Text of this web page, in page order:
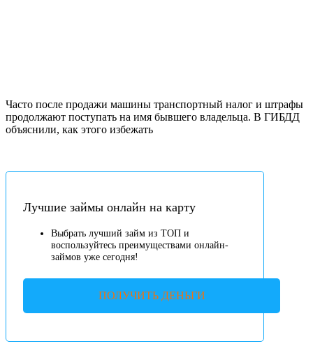
Часто после продажи машины транспортный налог и штрафы
продолжают поступать на имя бывшего владельца. В ГИБДД
объяснили, как этого избежать
Лучшие займы онлайн на карту
Выбрать лучший займ из ТОП и
воспользуйтесь преимуществами онлайн-
займов уже сегодня!
ПОЛУЧИТЬ ДЕНЬГИ